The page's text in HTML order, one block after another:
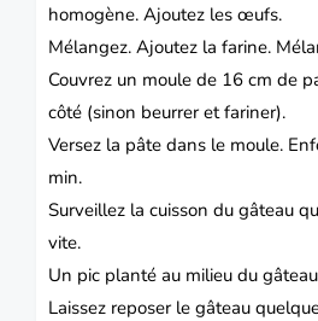
homogène. Ajoutez les œufs.
Mélangez. Ajoutez la farine.
Couvrez un moule de 16 cm de
côté (sinon beurrer et fariner).
Versez la pâte dans le moule.
min.
Surveillez la cuisson du gâteau
vite.
Un pic planté au milieu du
Laissez reposer le gâteau